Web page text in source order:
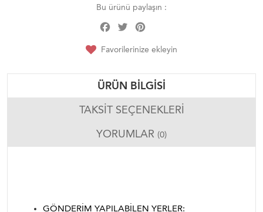
Bu ürünü paylaşın :
Facebook
Twitter
Favorilerinize ekleyin
ÜRÜN BILGISI
TAKSIT SEÇENEKLERI
YORUMLAR (0)
GÖNDERIM YAPILABILEN YERLER: